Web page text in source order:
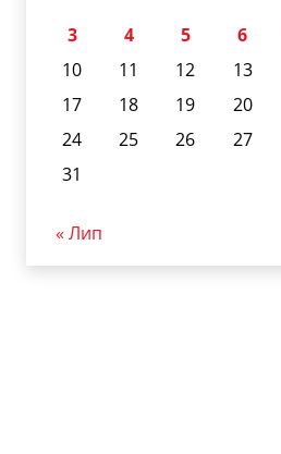
3
4 5 6
10
11 12 13
17
18 19 20
24
25 26 27
31
« Лип